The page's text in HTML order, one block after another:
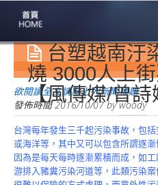
專業豐林
Professional
保險大家談
1386集
台灣商業保險
第一品牌
關於豐林
台塑越南汙
燒 3000人上
【風傳媒/曾詩
欲閱讀全文請點上列新聞標題
發佈時間2016/10/07bywoody
台灣每年發生三千起污染事故，包
或海洋等，其中又可以包含所謂逐
因為是每天每時逐漸累積而成，如
游排入豬糞污染河道等，此類污染